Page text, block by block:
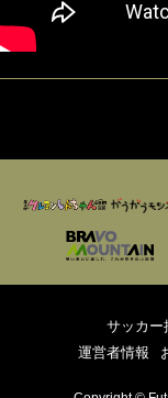
サッカー
運営者情報